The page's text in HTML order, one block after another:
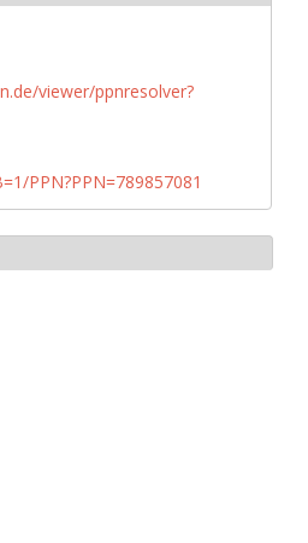
viewer/ppnresolver?
PPN?PPN=789857081